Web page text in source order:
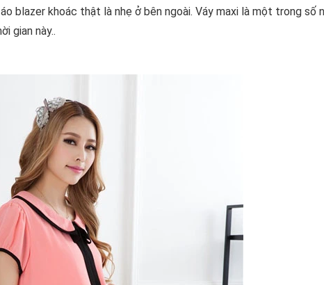
blazer khoác thật là nhẹ ở bên ngoài. Váy maxi là một trong số
gian này..